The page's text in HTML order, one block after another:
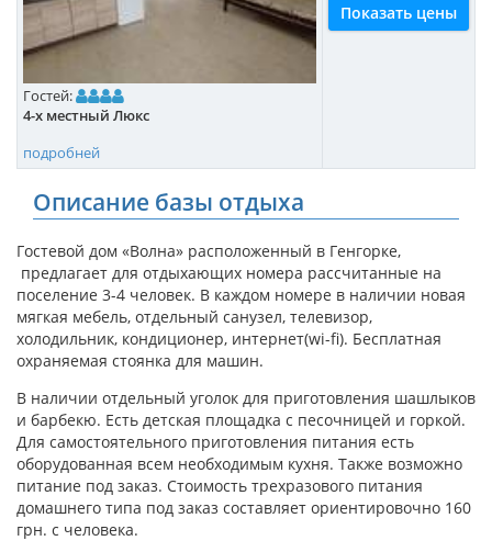
Гостей:
4-х местный Люкс
подробней
Показать цены
Описание базы отдыха
Гостевой дом «Волна» расположенный в Генгорке,
предлагает для отдыхающих номера рассчитанные на
поселение 3-4 человек. В каждом номере в наличии новая
мягкая мебель, отдельный санузел, телевизор,
холодильник, кондиционер, интернет(wi-fi). Бесплатная
охраняемая стоянка для машин.
В наличии отдельный уголок для приготовления шашлыков
и барбекю. Есть детская площадка с песочницей и горкой.
Для самостоятельного приготовления питания есть
оборудованная всем необходимым кухня. Также возможно
питание под заказ. Стоимость трехразового питания
домашнего типа под заказ составляет ориентировочно 160
грн. с человека.